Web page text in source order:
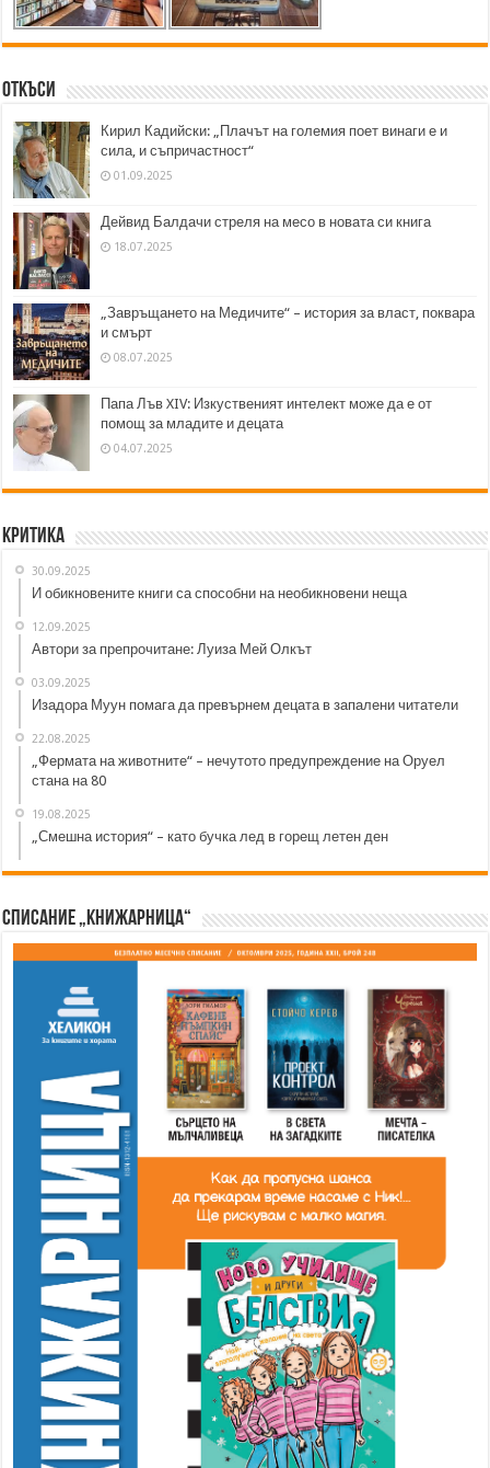
Откъси
Кирил Кадийски: „Плачът на големия поет винаги е и
сила, и съпричастност“
01.09.2025
Дейвид Балдачи стреля на месо в новата си книга
18.07.2025
„Завръщането на Медичите“ – история за власт, поквара
и смърт
08.07.2025
Папа Лъв XIV: Изкуственият интелект може да е от
помощ за младите и децата
04.07.2025
Критика
30.09.2025
И обикновените книги са способни на необикновени неща
12.09.2025
Автори за препрочитане: Луиза Мей Олкът
03.09.2025
Изадора Муун помага да превърнем децата в запалени читатели
22.08.2025
„Фермата на животните“ – нечутото предупреждение на Оруел
стана на 80
19.08.2025
„Смешна история“ – като бучка лед в горещ летен ден
Списание „Книжарница“